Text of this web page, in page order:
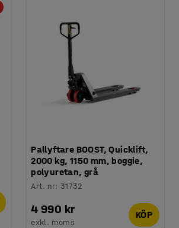
Pallyftare BOOST, Quicklift,
2000 kg, 1150 mm, boggie,
polyuretan, grå
Art. nr: 31732
4 990 kr
exkl. moms
KÖP